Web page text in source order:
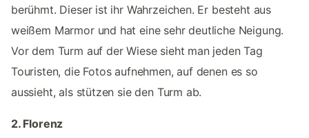
berühmt. Dieser ist ihr Wahrzeichen. Er besteht aus
weißem Marmor und hat eine sehr deutliche Neigung.
Vor dem Turm auf der Wiese sieht man jeden Tag
Touristen, die Fotos aufnehmen, auf denen es so
aussieht, als stützen sie den Turm ab.
2. Florenz